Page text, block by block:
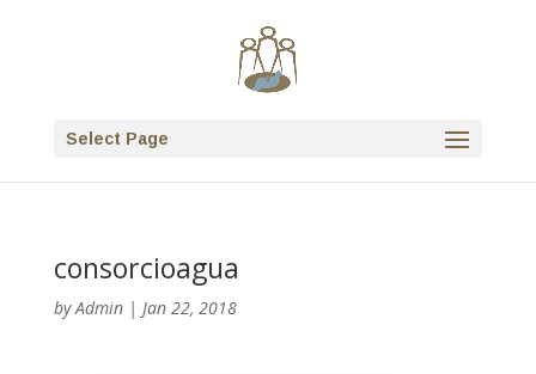
Select Page
consorcioagua
byAdmin| Jan 22, 2018